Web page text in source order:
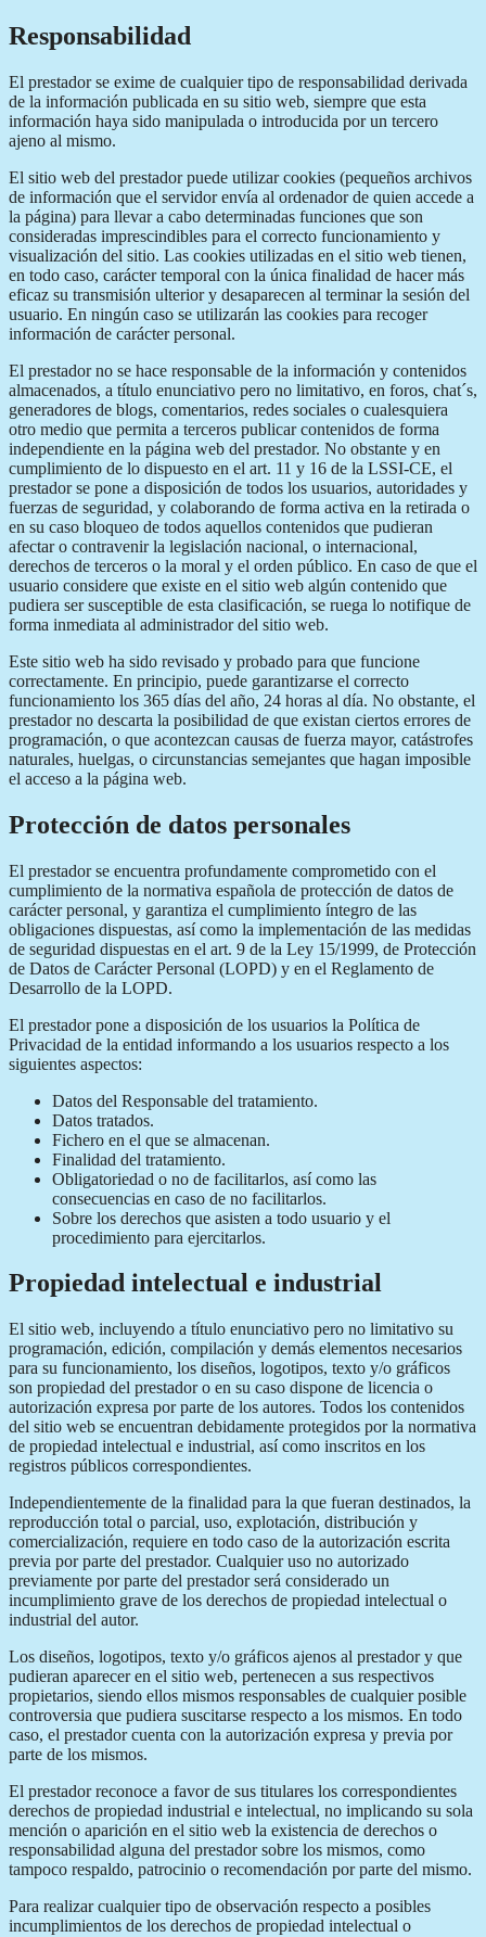
Responsabilidad
El prestador se exime de cualquier tipo de responsabilidad derivada
de la información publicada en su sitio web, siempre que esta
información haya sido manipulada o introducida por un tercero
ajeno al mismo.
El sitio web del prestador puede utilizar cookies (pequeños archivos
de información que el servidor envía al ordenador de quien accede a
la página) para llevar a cabo determinadas funciones que son
consideradas imprescindibles para el correcto funcionamiento y
visualización del sitio. Las cookies utilizadas en el sitio web tienen,
en todo caso, carácter temporal con la única finalidad de hacer más
eficaz su transmisión ulterior y desaparecen al terminar la sesión del
usuario. En ningún caso se utilizarán las cookies para recoger
información de carácter personal.
El prestador no se hace responsable de la información y contenidos
almacenados, a título enunciativo pero no limitativo, en foros, chat´s,
generadores de blogs, comentarios, redes sociales o cualesquiera
otro medio que permita a terceros publicar contenidos de forma
independiente en la página web del prestador. No obstante y en
cumplimiento de lo dispuesto en el art. 11 y 16 de la LSSI-CE, el
prestador se pone a disposición de todos los usuarios, autoridades y
fuerzas de seguridad, y colaborando de forma activa en la retirada o
en su caso bloqueo de todos aquellos contenidos que pudieran
afectar o contravenir la legislación nacional, o internacional,
derechos de terceros o la moral y el orden público. En caso de que el
usuario considere que existe en el sitio web algún contenido que
pudiera ser susceptible de esta clasificación, se ruega lo notifique de
forma inmediata al administrador del sitio web.
Este sitio web ha sido revisado y probado para que funcione
correctamente. En principio, puede garantizarse el correcto
funcionamiento los 365 días del año, 24 horas al día. No obstante, el
prestador no descarta la posibilidad de que existan ciertos errores de
programación, o que acontezcan causas de fuerza mayor, catástrofes
naturales, huelgas, o circunstancias semejantes que hagan imposible
el acceso a la página web.
Protección de datos personales
El prestador se encuentra profundamente comprometido con el
cumplimiento de la normativa española de protección de datos de
carácter personal, y garantiza el cumplimiento íntegro de las
obligaciones dispuestas, así como la implementación de las medidas
de seguridad dispuestas en el art. 9 de la Ley 15/1999, de Protección
de Datos de Carácter Personal (LOPD) y en el Reglamento de
Desarrollo de la LOPD.
El prestador pone a disposición de los usuarios la Política de
Privacidad de la entidad informando a los usuarios respecto a los
siguientes aspectos:
Datos del Responsable del tratamiento.
Datos tratados.
Fichero en el que se almacenan.
Finalidad del tratamiento.
Obligatoriedad o no de facilitarlos, así como las
consecuencias en caso de no facilitarlos.
Sobre los derechos que asisten a todo usuario y el
procedimiento para ejercitarlos.
Propiedad intelectual e industrial
El sitio web, incluyendo a título enunciativo pero no limitativo su
programación, edición, compilación y demás elementos necesarios
para su funcionamiento, los diseños, logotipos, texto y/o gráficos
son propiedad del prestador o en su caso dispone de licencia o
autorización expresa por parte de los autores. Todos los contenidos
del sitio web se encuentran debidamente protegidos por la normativa
de propiedad intelectual e industrial, así como inscritos en los
registros públicos correspondientes.
Independientemente de la finalidad para la que fueran destinados, la
reproducción total o parcial, uso, explotación, distribución y
comercialización, requiere en todo caso de la autorización escrita
previa por parte del prestador. Cualquier uso no autorizado
previamente por parte del prestador será considerado un
incumplimiento grave de los derechos de propiedad intelectual o
industrial del autor.
Los diseños, logotipos, texto y/o gráficos ajenos al prestador y que
pudieran aparecer en el sitio web, pertenecen a sus respectivos
propietarios, siendo ellos mismos responsables de cualquier posible
controversia que pudiera suscitarse respecto a los mismos. En todo
caso, el prestador cuenta con la autorización expresa y previa por
parte de los mismos.
El prestador reconoce a favor de sus titulares los correspondientes
derechos de propiedad industrial e intelectual, no implicando su sola
mención o aparición en el sitio web la existencia de derechos o
responsabilidad alguna del prestador sobre los mismos, como
tampoco respaldo, patrocinio o recomendación por parte del mismo.
Para realizar cualquier tipo de observación respecto a posibles
incumplimientos de los derechos de propiedad intelectual o